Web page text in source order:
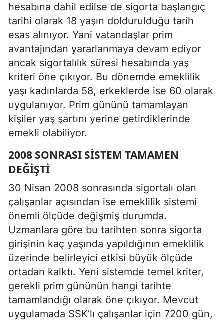
hesabına dahil edilse de sigorta başlangıç
tarihi olarak 18 yaşın doldurulduğu tarih
esas alınıyor. Yani vatandaşlar prim
avantajından yararlanmaya devam ediyor
ancak sigortalılık süresi hesabında yaş
kriteri öne çıkıyor. Bu dönemde emeklilik
yaşı kadınlarda 58, erkeklerde ise 60 olarak
uygulanıyor. Prim gününü tamamlayan
kişiler yaş şartını yerine getirdiklerinde
emekli olabiliyor.
2008 SONRASI SISTEM TAMAMEN
DEĞIŞTI
30 Nisan 2008 sonrasında sigortalı olan
çalışanlar açısından ise emeklilik sistemi
önemli ölçüde değişmiş durumda.
Uzmanlara göre bu tarihten sonra sigorta
girişinin kaç yaşında yapıldığının emeklilik
üzerinde belirleyici etkisi büyük ölçüde
ortadan kalktı. Yeni sistemde temel kriter,
gerekli prim gününün hangi tarihte
tamamlandığı olarak öne çıkıyor. Mevcut
uygulamada SSK’lı çalışanlar için 7200 gün,